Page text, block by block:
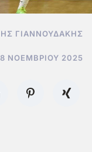
ΓΙΑΝΝΟΥΔΆΚΗΣ
ΝΟΕΜΒΡΊΟΥ 2025